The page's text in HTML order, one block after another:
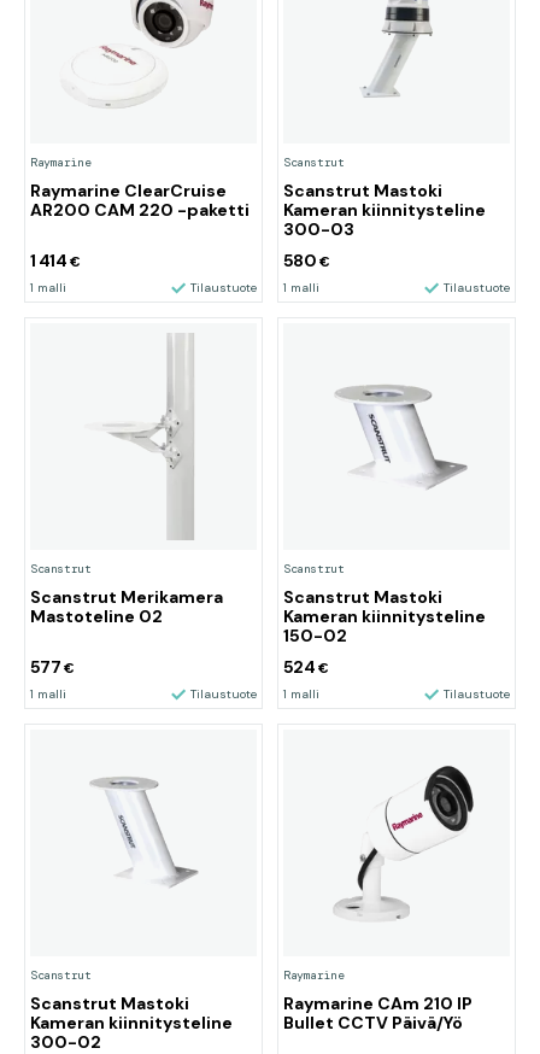
Raymarine
Raymarine ClearCruise
AR200 CAM 220 -paketti
1 414 €
1 malli Tilaustuote
Scanstrut
Scanstrut Mastoki
Kameran kiinnitysteline
300-03
580 €
1 malli Tilaustuote
Scanstrut
Scanstrut Merikamera
Mastoteline 02
577 €
1 malli Tilaustuote
Scanstrut
Scanstrut Mastoki
Kameran kiinnitysteline
150-02
524 €
1 malli Tilaustuote
Scanstrut
Scanstrut Mastoki
Kameran kiinnitysteline
300-02
Raymarine
Raymarine CAm 210 IP
Bullet CCTV Päivä/Yö